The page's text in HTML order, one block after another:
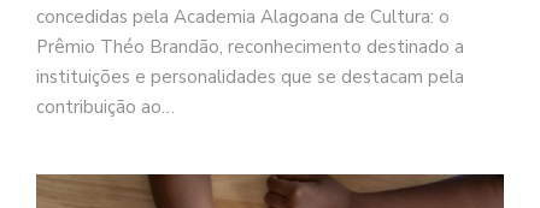
concedidas pela Academia Alagoana de Cultura: o
Prêmio Théo Brandão, reconhecimento destinado a
instituições e personalidades que se destacam pela
contribuição ao…